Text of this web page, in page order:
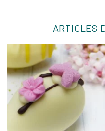
ARTICLES